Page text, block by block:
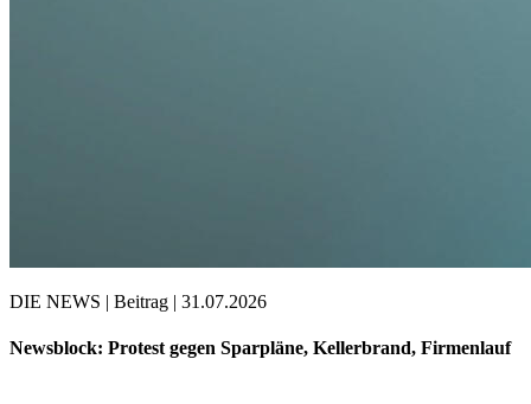
DIE NEWS | Beitrag | 31.07.2026
Newsblock: Protest gegen Sparpläne, Kellerbrand, Firmenlauf